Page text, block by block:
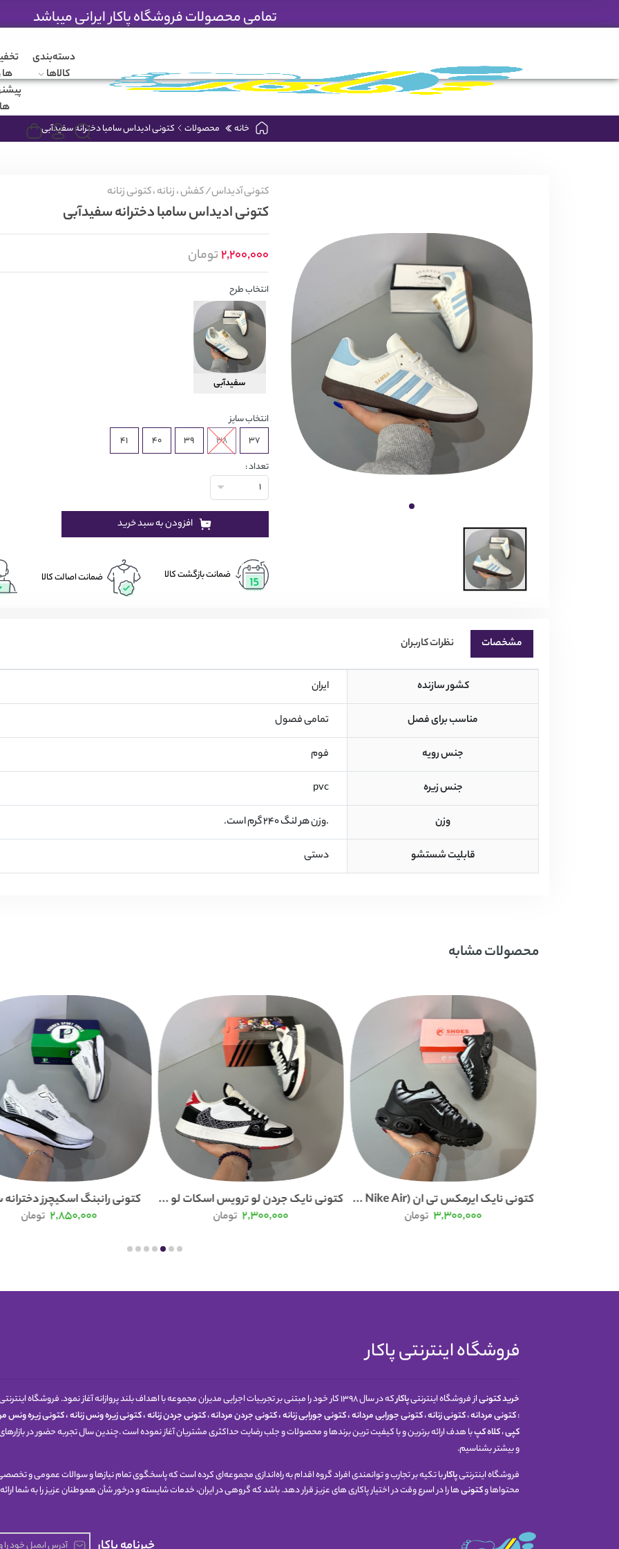
تمامی محصولات فروشگاه پاکار ایرانی میباشد
شناخت انواع زیره کتونی نحوه سفیددسته‌بندی
کالاها
ها
ها
خانه محصولات کتونی ادیداس سامبا دخترانه سفیدآبی
کتونی آدیداس/کفش ،زنانه ،کتونی زنانه
کتونی ادیداس سامبا دخترانه سفیدآبی
2,200,000تومان
انتخاب طرح
سفیدآبی
انتخاب سایز
37
38
39
40
41
تعداد :
1
افزودن به سبد خرید
ضمانت بازگشت کالا ضمانت اصالت کالا
مشخصات نظرات کاربران
کشور سازنده
مناسب برای فصل
جنس رویه
جنس زیره
وزن
قابلیت شستشو
محصولات مشابه
کتونی نایک ایرمکس تی ان (Nike Air ...
3,300,000 تومان
کتونی نایک جردن لو ترویس اسکات لو ...
2,300,000 تومان
کتونی رانبنگ اسکیچرز
2,850,000 تومان
فروشگاه اینترنتی پاکار
خرید کتونیاز فروشگاه اینترنتیپاکار
که در سال 1398 کار خود را مبتنی بر تجربیات اجرایی مدیران مجموعه با اهداف بلند پروازانه آغاز نمود.
:کتونی مردانه،کتونی زنانه،کتونی جورابی مردانه،کتونی جورابی زنانه،کتونی جردن مردانه،کتونی جردن زنانه،کتونی زیره ونس زنانه،کتونی زیره ونس
کپی،کلاه کپبا هدف ارائه برترین و با کیفیت ترین برندها و محصولات و جلب رضایت حداکثری مشتریان آغاز نموده است .چندین سال تجربه حضور در
و بیشتر بشناسیم.
فروشگاه اینترنتیپاکاربا تکیه بر تجارب و توانمندی افراد گروه اقدام به راه‌اندازی مجموعه‌ای کرده است که پاسخگوی تمام نیازها و سوالات عمومی و
محتواها وکتونیها را در اسرع وقت در اختیار پاکاری های عزیز قرار دهد. باشد که گروهی در ایران، خدمات شایسته و درخور شأن هموطنان عزیز را به شما